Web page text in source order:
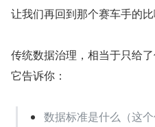
让我们再回到那个赛车手的比
传统数据治理，相当于只给
它告诉你：
数据标准是什么（这